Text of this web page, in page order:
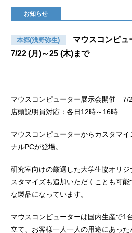
お知らせ
本郷(浅野弥生)
マウスコンピ
7/22 (月)～25 (木)まで
マウスコンピューター展示会開催 7/
店頭説明員対応：各日12時～16時
マウスコンピューターからカスタマ
ナルPCが登場。
研究室向けの厳選した大学生協オリジ
スタマイズも追加いただくことも可
な製品になっています。
マウスコンピューターは国内生産で1
立て、お客様一人一人の用途にあった